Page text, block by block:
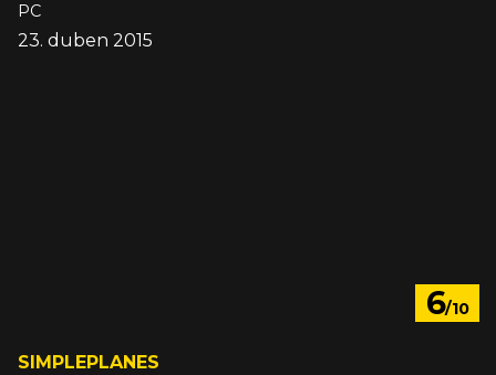
PC
23. duben 2015
6/10
SIMPLEPLANES